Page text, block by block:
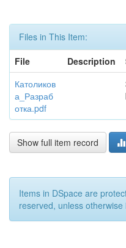
Files in This Item:
File
Description
Католиков
а_Разраб
отка.pdf
Show full item record
Items in DSpace are
reserved, unless otherwise